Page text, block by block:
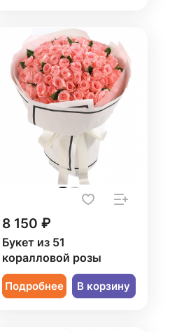
8 150 ₽
Букет из 51
коралловой розы
Подробнее В корзину